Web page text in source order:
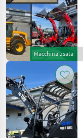
Macchina usata